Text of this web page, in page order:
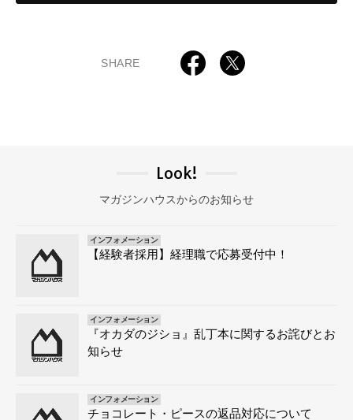
SHARE
Look!
マガジンハウスからのお知らせ
インフォメーション
【経験者採用】経理職で応募受付中！
インフォメーション
『オカダのジショ』乱丁本に関するお詫びとお
知らせ
インフォメーション
チョコレート・ピースの返品対応について